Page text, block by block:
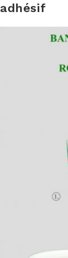
adhésif